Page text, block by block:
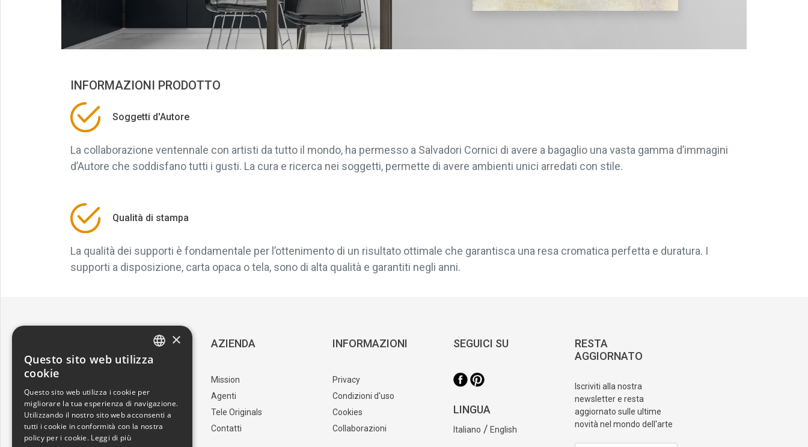
INFORMAZIONI PRODOTTO
Soggetti d'Autore
La collaborazione ventennale con artisti da tutto il mondo, ha permesso a Salvadori Cornici di avere a bagaglio una vasta gamma d’immagini
d’Autore che soddisfano tutti i gusti. La cura e ricerca nei soggetti, permette di avere ambienti unici arredati con stile.
Qualità di stampa
La qualità dei supporti è fondamentale per l’ottenimento di un risultato ottimale che garantisca una resa cromatica perfetta e duratura. I
supporti a disposizione, carta opaca o tela, sono di alta qualità e garantiti negli anni.
SERVIZIO CLIENTI
I nostri artisti
Trova il punto vendita
AZIENDA
Mission
Agenti
Tele Originals
Contatti
INFORMAZIONI
Privacy
Condizioni d'uso
Cookies
Collaborazioni
SEGUICI SU
LINGUA
Italiano /English
RESTA
AGGIORNATO
Iscriviti alla nostra
newsletter e resta
aggiornato sulle ultime
novità nel mondo dell'arte
×
Questo sito web utilizza
cookie
Questo sito web utilizza i cookie per
migliorare la tua esperienza di navigazione.
Utilizzando il nostro sito web acconsenti a
tutti i cookie in conformità con la nostra
policy per i cookie. Leggi di più